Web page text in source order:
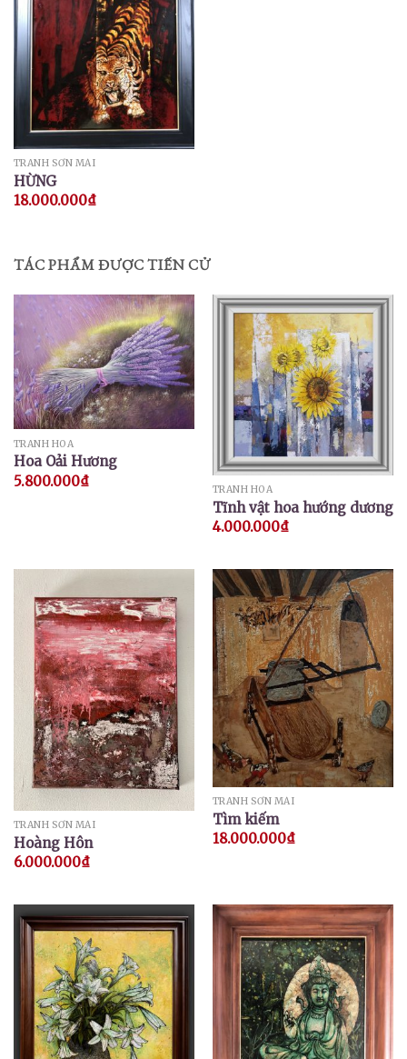
TRANH SƠN MÀI
HỪNG
18.000.000₫
TÁC PHẨM ĐƯỢC TIẾN CỬ
TRANH HOA
Hoa Oải Hương
5.800.000₫
TRANH HOA
Tĩnh vật hoa hướng dương
4.000.000₫
TRANH SƠN MÀI
Hoàng Hôn
6.000.000₫
TRANH SƠN MÀI
Tìm kiếm
18.000.000₫